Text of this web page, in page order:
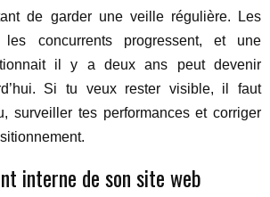
de garder une veille régulière. Les
les concurrents progressent, et une
il y a deux ans peut devenir
Si tu veux rester visible, il faut
surveiller tes performances et corriger
interne de son site web